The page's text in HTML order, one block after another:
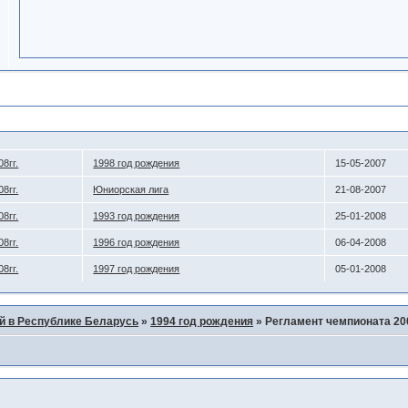
1998 год рождения 15-05-2007
Юниорская лига 21-08-2007
1993 год рождения 25-01-2008
1996 год рождения 06-04-2008
1997 год рождения 05-01-2008
в Республике Беларусь »1994 год рождения »Регламент чемпионата